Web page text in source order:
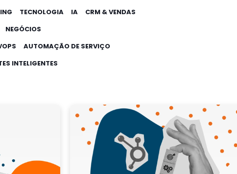
TECNOLOGIA IA
CRM & VENDAS
NEGÓCIOS
AUTOMAÇÃO DE SERVIÇO
INTELIGENTES